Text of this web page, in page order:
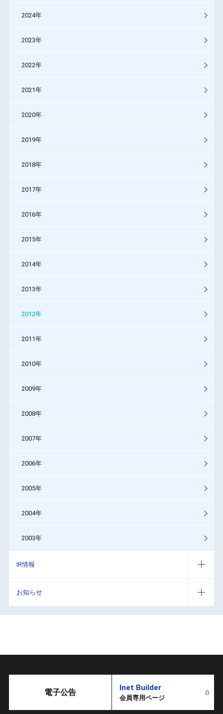
2024年
2023年
2022年
2021年
2020年
2019年
2018年
2017年
2016年
2015年
2014年
2013年
2012年
2011年
2010年
2009年
2008年
2007年
2006年
2005年
2004年
2003年
IR情報
お知らせ
電子公告 Inet Builder
会員専用ページ